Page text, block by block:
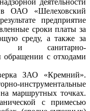
в ОАО «Шелеховский
предприятие
сроки платы за
среду, а также за
и санитарно-
обращении с отходами
ЗАО «Кремний».
маршрутных точках.
с примесью